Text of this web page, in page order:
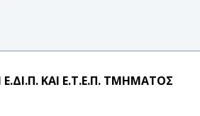
ΚΑΙ Ε.Τ.Ε.Π. ΤΜΗΜΑΤΟΣ